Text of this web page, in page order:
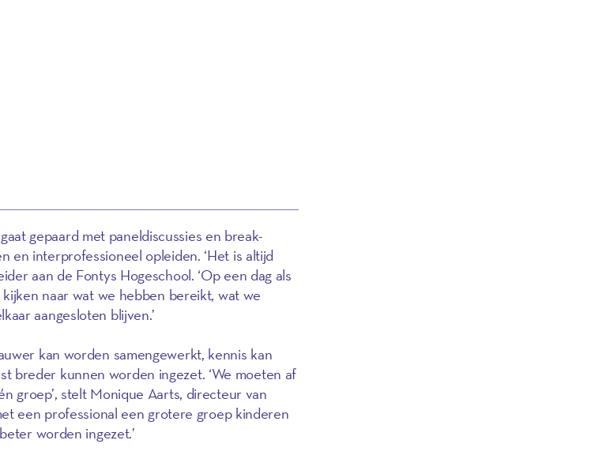
gepaard met paneldiscussies en break-
en interprofessioneel opleiden. ‘Het is altijd
aan de Fontys Hogeschool. ‘Op een dag als
naar wat we hebben bereikt, wat we
aangesloten blijven.’
kan worden samengewerkt, kennis kan
breder kunnen worden ingezet. ‘We moeten af
groep’, stelt Monique Aarts, directeur van
een professional een grotere groep kinderen
worden ingezet.’